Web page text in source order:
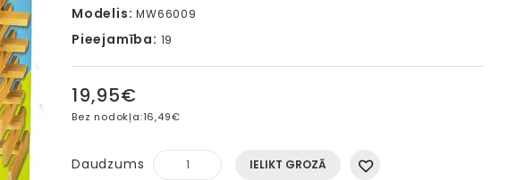
Modelis: MW66009
Pieejamība: 19
19,95€
Bez nodokļa:16,49€
Daudzums IELIKT GROZĀ